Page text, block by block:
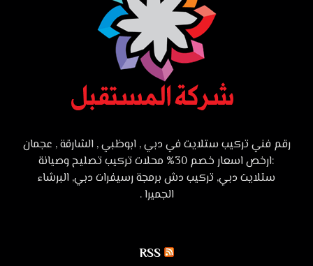
رقم فني تركيب ستلايت في دبي , ابوظبي , الشارقة , عجمان
:ارخص اسعار خصم 30% محلات تركيب تصليح وصيانة
ستلايت دبي, تركيب دش برمجة رسيفرات دبي, البرشاء
الجميرا .
RSS